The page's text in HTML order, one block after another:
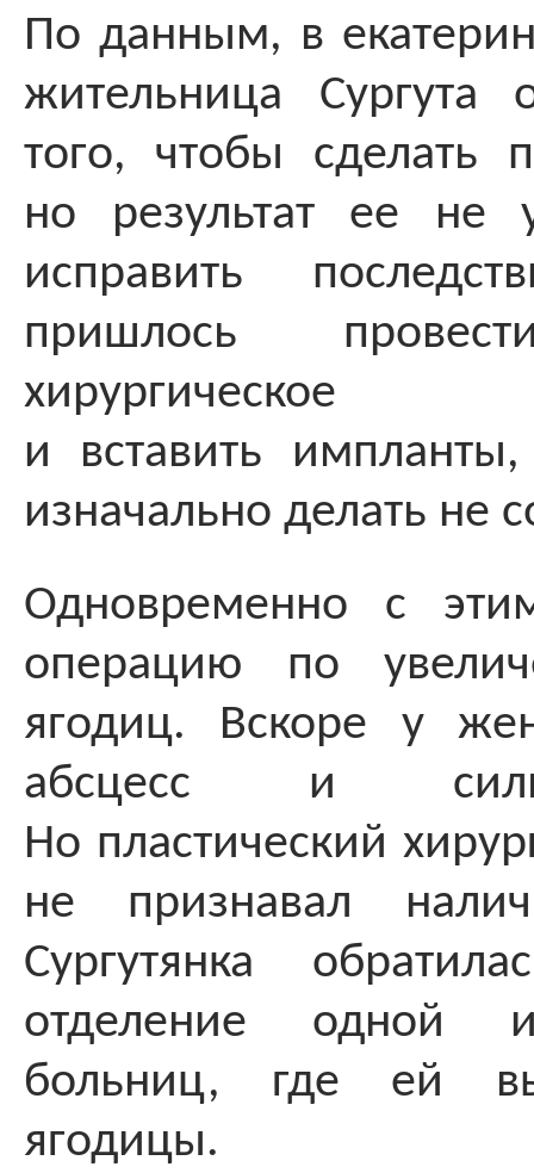
По данным, в
жительница Сургута
того, чтобы сделать
но результат ее не
исправить
пришлось
хирургическое
и вставить
изначально делать не
Одновременно с
операцию по
ягодиц. Вскоре у
абсцесс и
Но пластический
не признавал
Сургутянка
отделение одной
больниц, где ей
ягодицы.